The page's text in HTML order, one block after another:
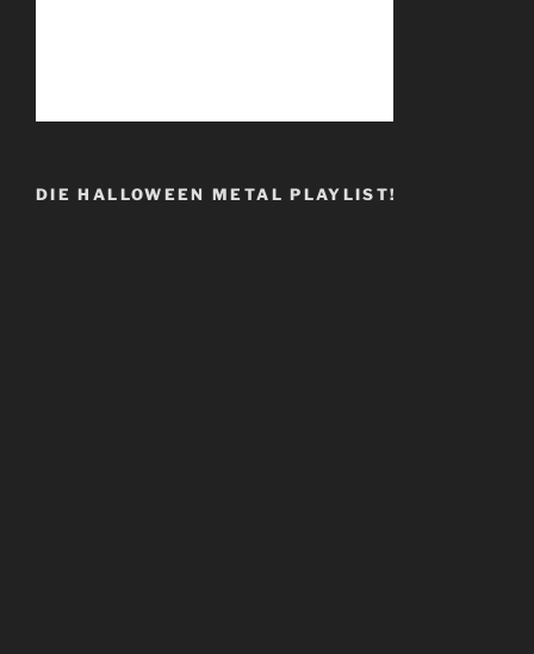
DIE HALLOWEEN METAL PLAYLIST!